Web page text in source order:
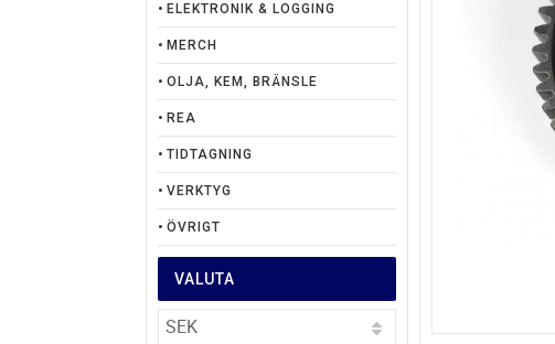
ELEKTRONIK & LOGGING
MERCH
OLJA, KEM, BRÄNSLE
REA
TIDTAGNING
VERKTYG
ÖVRIGT
VALUTA